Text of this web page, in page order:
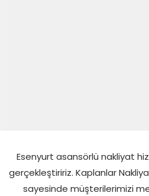
Esenyurt asansörlü nakliyat
gerçekleştiririz. Kaplanlar
sayesinde müşterilerimizi